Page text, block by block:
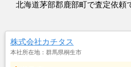
北海道茅部郡鹿部町で査定依頼
株式会社カチタス
本社所在地：群馬県桐生市